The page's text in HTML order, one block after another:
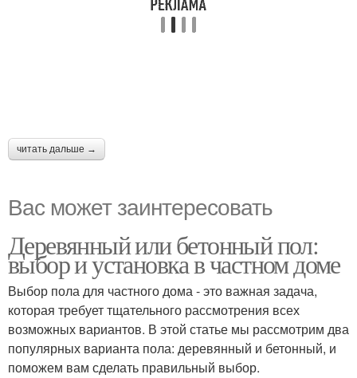
читать дальше →
Вас может заинтересовать
Деревянный или бетонный пол:
выбор и установка в частном доме
Выбор пола для частного дома - это важная задача,
которая требует тщательного рассмотрения всех
возможных вариантов. В этой статье мы рассмотрим два
популярных варианта пола: деревянный и бетонный, и
поможем вам сделать правильный выбор.